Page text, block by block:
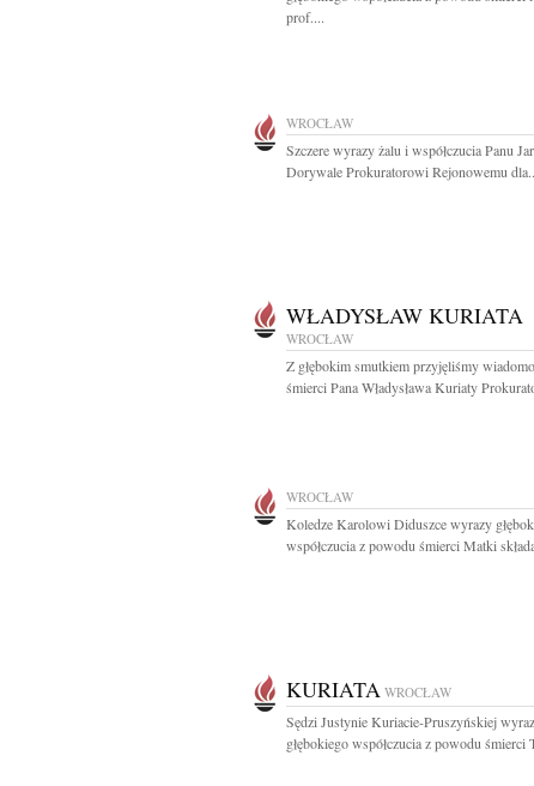
prof....
WROCŁAW
Szczere wyrazy żalu i współczucia Panu
Dorywale Prokuratorowi Rejonowemu
WŁADYSŁAW KURIATA
WROCŁAW
Z głębokim smutkiem przyjęliśmy
śmierci Pana Władysława Kuriaty
WROCŁAW
Koledze Karolowi Diduszce wyrazy
współczucia z powodu śmierci Matki
KURIATA WROCŁAW
Sędzi Justynie Kuriacie-Pruszyńskiej
głębokiego współczucia z powodu śmierci